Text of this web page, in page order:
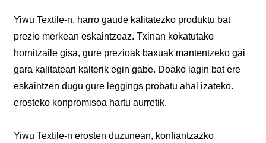
Yiwu Textile-n, harro gaude kalitatezko produktu bat
prezio merkean eskaintzeaz. Txinan kokatutako
hornitzaile gisa, gure prezioak baxuak mantentzeko gai
gara kalitateari kalterik egin gabe. Doako lagin bat ere
eskaintzen dugu gure leggings probatu ahal izateko.
erosteko konpromisoa hartu aurretik.
Yiwu Textile-n erosten duzunean, konfiantzazko